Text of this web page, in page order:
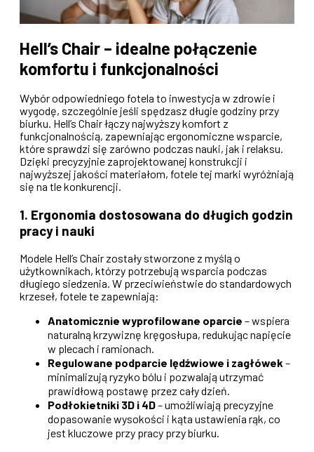
Hell’s Chair – idealne połączenie
komfortu i funkcjonalności
Wybór odpowiedniego fotela to inwestycja w zdrowie i
wygodę, szczególnie jeśli spędzasz długie godziny przy
biurku. Hell’s Chair łączy najwyższy komfort z
funkcjonalnością, zapewniając ergonomiczne wsparcie,
które sprawdzi się zarówno podczas nauki, jak i relaksu.
Dzięki precyzyjnie zaprojektowanej konstrukcji i
najwyższej jakości materiałom, fotele tej marki wyróżniają
się na tle konkurencji.
1. Ergonomia dostosowana do długich godzin
pracy i nauki
Modele Hell’s Chair zostały stworzone z myślą o
użytkownikach, którzy potrzebują wsparcia podczas
długiego siedzenia. W przeciwieństwie do standardowych
krzeseł, fotele te zapewniają:
Anatomicznie wyprofilowane oparcie – wspiera
naturalną krzywiznę kręgosłupa, redukując napięcie
w plecach i ramionach.
Regulowane podparcie lędźwiowe i zagłówek –
minimalizują ryzyko bólu i pozwalają utrzymać
prawidłową postawę przez cały dzień.
Podłokietniki 3D i 4D– umożliwiają precyzyjne
dopasowanie wysokości i kąta ustawienia rąk, co
jest kluczowe przy pracy przy biurku.